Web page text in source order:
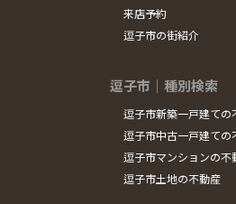
来店予約
逗子市の街紹介
逗子市｜種別検索
逗子市新築一戸建ての
逗子市中古一戸建ての
逗子市マンションの不
逗子市土地の不動産